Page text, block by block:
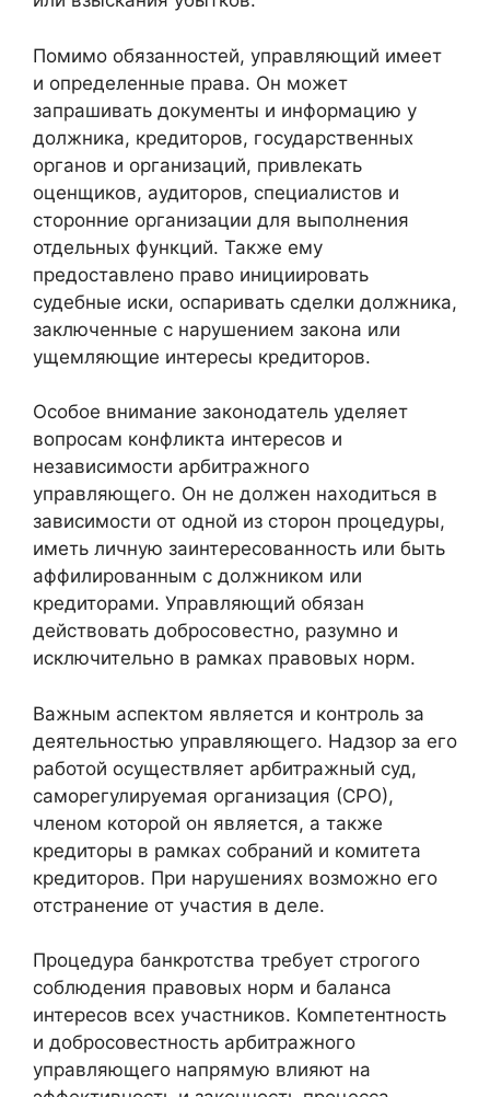
Помимо обязанностей, управляющий имеет
и определенные права. Он может
запрашивать документы и информацию у
должника, кредиторов, государственных
органов и организаций, привлекать
оценщиков, аудиторов, специалистов и
сторонние организации для выполнения
отдельных функций. Также ему
предоставлено право инициировать
судебные иски, оспаривать сделки должника,
заключенные с нарушением закона или
ущемляющие интересы кредиторов.
Особое внимание законодатель уделяет
вопросам конфликта интересов и
независимости арбитражного
управляющего. Он не должен находиться в
зависимости от одной из сторон процедуры,
иметь личную заинтересованность или быть
аффилированным с должником или
кредиторами. Управляющий обязан
действовать добросовестно, разумно и
исключительно в рамках правовых норм.
Важным аспектом является и контроль за
деятельностью управляющего. Надзор за его
работой осуществляет арбитражный суд,
саморегулируемая организация (СРО),
членом которой он является, а также
кредиторы в рамках собраний и комитета
кредиторов. При нарушениях возможно его
отстранение от участия в деле.
Процедура банкротства требует строгого
соблюдения правовых норм и баланса
интересов всех участников. Компетентность
и добросовестность арбитражного
управляющего напрямую влияют на